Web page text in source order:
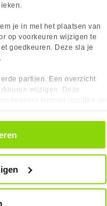
je in met het plaatsen van
op voorkeuren wijzigen te
goedkeuren. Deze sla je
partijen. Een overzicht
wijzigen. Deze
altijd intrekken, dit doe je
op ‘Cookievoorkeuren’